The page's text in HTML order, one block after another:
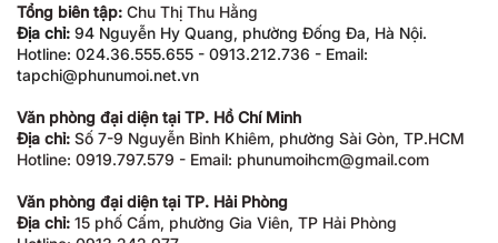
Tổng biên tập: Chu Thị Thu Hằng
Địa chỉ: 94 Nguyễn Hy Quang, phường Đống Đa, Hà Nội.
Hotline: 024.36.555.655 - 0913.212.736 - Email:
tapchi@phunumoi.net.vn
Văn phòng đại diện tại TP. Hồ Chí Minh
Địa chỉ: Số 7-9 Nguyễn Bỉnh Khiêm, phường Sài Gòn, TP.HCM
Hotline: 0919.797.579 - Email: phunumoihcm@gmail.com
Văn phòng đại diện tại TP. Hải Phòng
Địa chỉ: 15 phố Cấm, phường Gia Viên, TP Hải Phòng